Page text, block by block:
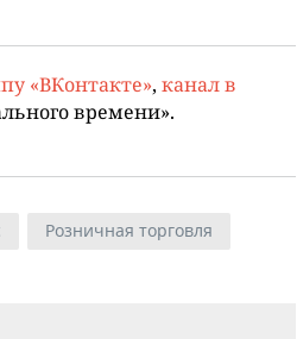
«ВКонтакте», канал в
времени».
Розничная торговля